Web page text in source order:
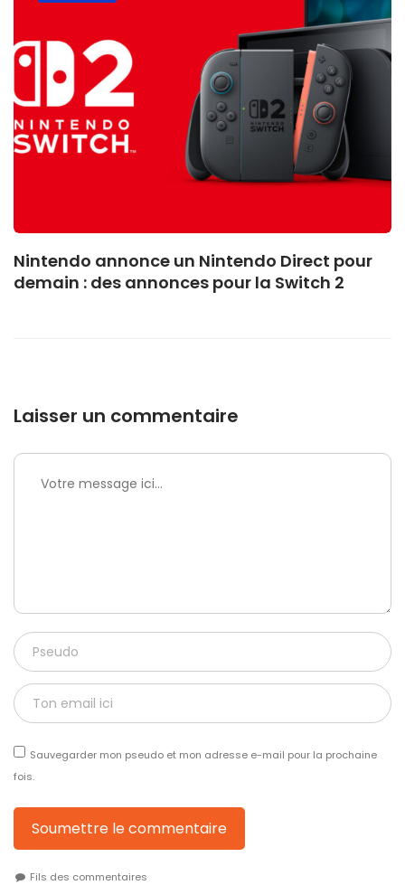
Nintendo annonce un Nintendo Direct pour
demain : des annonces pour la Switch 2
Laisser un commentaire
Sauvegarder mon pseudo et mon adresse e-mail pour la prochaine
fois.
Soumettre le commentaire
Fils des commentaires